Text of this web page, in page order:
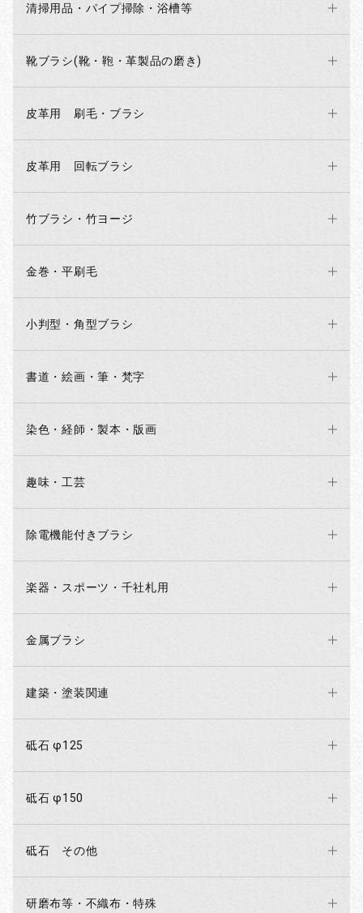
清掃用品・パイプ掃除・浴槽等
靴ブラシ(靴・鞄・革製品の磨き)
皮革用 刷毛・ブラシ
皮革用 回転ブラシ
竹ブラシ・竹ヨージ
金巻・平刷毛
小判型・角型ブラシ
書道・絵画・筆・梵字
染色・経師・製本・版画
趣味・工芸
除電機能付きブラシ
楽器・スポーツ・千社札用
金属ブラシ
建築・塗装関連
砥石 φ125
砥石 φ150
砥石 その他
研磨布等・不織布・特殊